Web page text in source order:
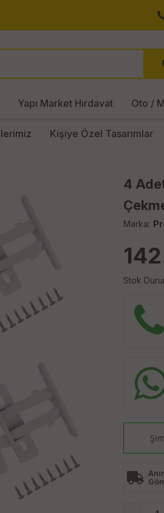
Yapı Market Hırdavat Oto /
Kişiye Özel Tasarımlar
4
Marka:
Stok